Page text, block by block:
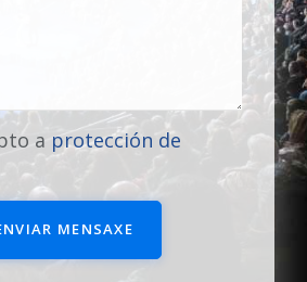
a protección de
MENSAXE